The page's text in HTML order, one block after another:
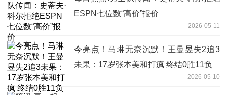
ESPN七位数“高价”报价
2026-05-11
今亮点！马琳无奈沉默！王曼昱失2追3
未果：17岁张本美和打疯 终结0胜11负
2026-05-10